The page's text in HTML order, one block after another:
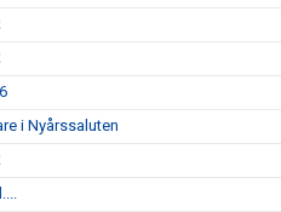
i Nyårssaluten